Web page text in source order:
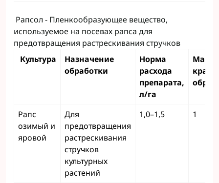
Рапсол - Пленкообразующее вещество,
используемое на посевах рапса для
предотвращения растрескивания стручков
Культура
Назначение
обработки
Норма
расхода
препарата,
л/га
Рапс
озимый и
яровой
Для
предотвращения
растрескивания
стручков
культурных
растений
1,0–1,5 1